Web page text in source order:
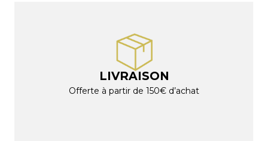
LIVRAISON
Offerte à partir de 150€ d’achat